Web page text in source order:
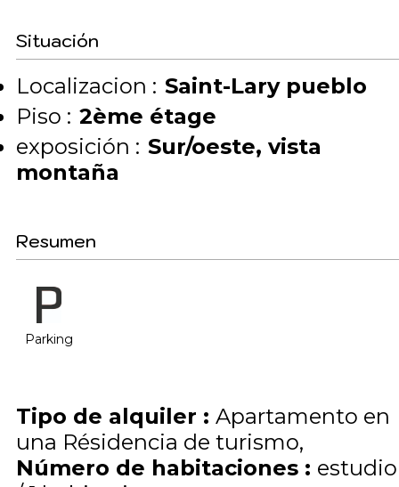
Situación
Localizacion : Saint-Lary pueblo
Piso : 2ème étage
exposición : Sur/oeste vista
montaña
Resumen
Parking
Tipo de alquiler : Apartamento en
una Résidencia de turismo
Número de habitaciones : estudio